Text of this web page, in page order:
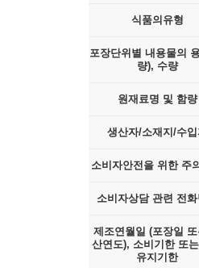
식품의유형
포장단위별 내용물의
량), 수량
원재료명 및 함량
생산자/소재지/수입
소비자안전을 위한 주
소비자상담 관련 전
제조연월일 (포장일
산연도), 소비기한 또
유지기한